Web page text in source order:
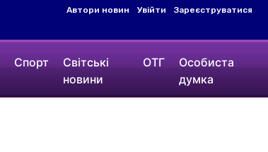
Автори новин Увійти Зареєструватися
Спорт
Світські
новини
ОТГ
Особиста
думка